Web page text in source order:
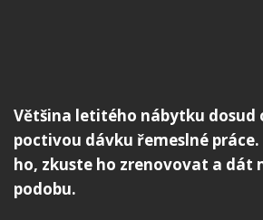
Většina letitého nábytku dosud
poctivou dávku řemeslné
ho, zkuste ho zrenovovat a dát
podobu.